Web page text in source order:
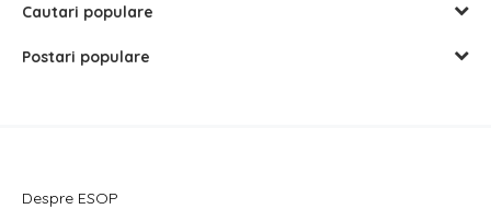
Cautari populare
Postari populare
Despre ESOP